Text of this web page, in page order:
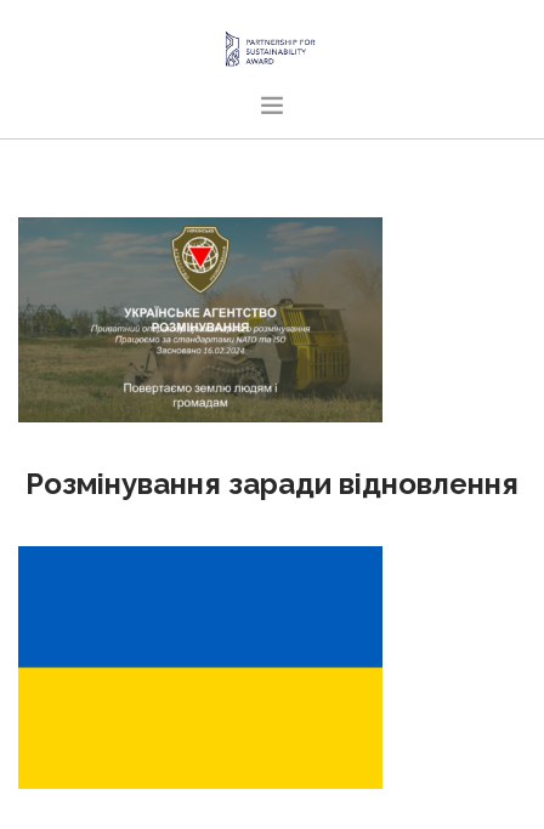
ПРО НАС
УКРАЇНСЬКА
SEARCH SITE
Розмінування заради відновлення